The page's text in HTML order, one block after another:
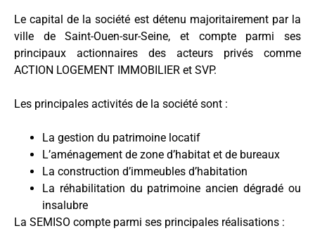
Le capital de la société est détenu majoritairement par la
ville de Saint-Ouen-sur-Seine, et compte parmi ses
principaux actionnaires des acteurs privés comme
ACTION LOGEMENT IMMOBILIER et SVP.
Les principales activités de la société sont :
La gestion du patrimoine locatif
L’aménagement de zone d’habitat et de bureaux
La construction d’immeubles d’habitation
La réhabilitation du patrimoine ancien dégradé ou
insalubre
La SEMISO compte parmi ses principales réalisations :